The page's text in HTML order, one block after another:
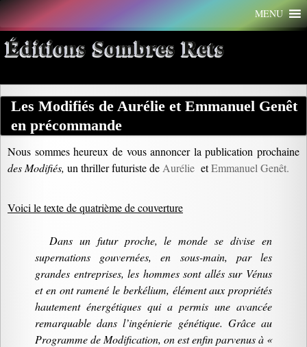
Aller
au
contenu
MENU
Éditions Sombres Rets
Les Modifiés de Aurélie et Emmanuel Genêt
en précommande
Nous sommes heureux de vous annoncer la publication prochaine
des Modifiés, un thriller futuriste de Aurélie etEmmanuel Genêt.
Voici le texte de quatrième de couverture
Dans un futur proche, le monde se divise en
supernations gouvernées, en sous-main, par les
grandes entreprises, les hommes sont allés sur Vénus
et en ont ramené le berkélium, élément aux propriétés
hautement énergétiques qui a permis une avancée
remarquable dans l’ingénierie génétique. Grâce au
Programme de Modification, on est enfin parvenus à «